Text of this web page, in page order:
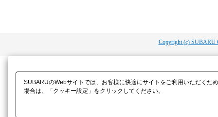
Copyright (c) SUBARU
SUBARUのWebサイトでは、お客様に快適にサイトをご利用いただく
場合は、「クッキー設定」をクリックしてください。​